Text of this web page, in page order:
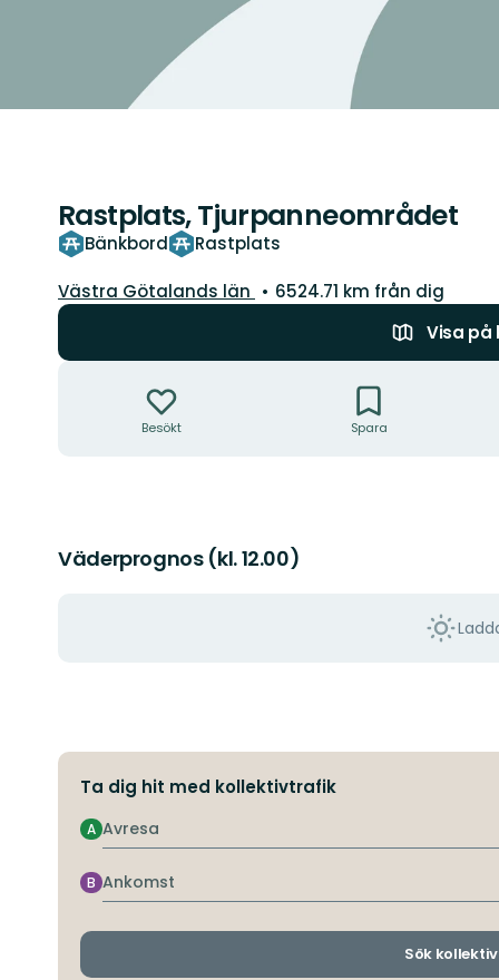
Rastplats, Tjurpanneområdet
Bänkbord Rastplats
Län:
Västra Götalands län
6524.71 km från dig
Visa på
Besökt Spara
Väderprognos (kl. 12.00)
Ta dig hit med kollektivtrafik
Avresa
A
Ankomst
B
Sök